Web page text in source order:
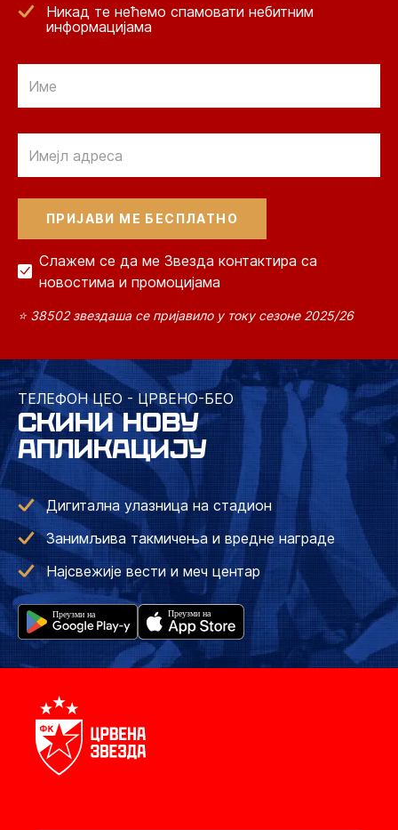
Никад те нећемо спамовати небитним
информацијама
Слажем се да ме Звезда контактира са
новостима и промоцијама
⭐ 38502 звездаша се пријавило у току сезоне 2025/26
ТЕЛЕФОН ЦЕО - ЦРВЕНО-БЕО
СКИНИ НОВУ
АПЛИКАЦИЈУ
Дигитална улазница на стадион
Занимљива такмичења и вредне награде
Најсвежије вести и меч центар